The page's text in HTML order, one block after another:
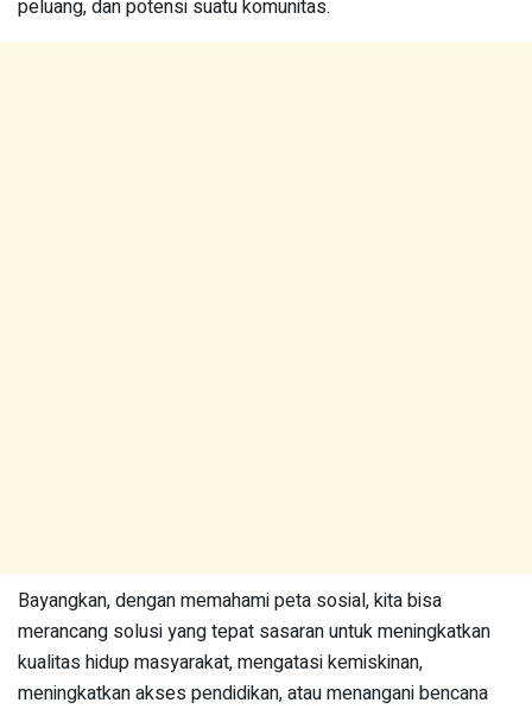
peluang, dan potensi suatu komunitas.
Bayangkan, dengan memahami peta sosial, kita bisa
merancang solusi yang tepat sasaran untuk meningkatkan
kualitas hidup masyarakat, mengatasi kemiskinan,
meningkatkan akses pendidikan, atau menangani bencana